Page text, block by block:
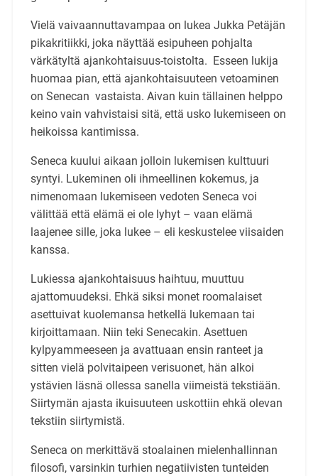
Vielä vaivaannuttavampaa on lukea Jukka Petäjän
pikakritiikki, joka näyttää esipuheen pohjalta
värkätyltä ajankohtaisuus-toistolta. Esseen lukija
huomaa pian, että ajankohtaisuuteen vetoaminen
on Senecan vastaista. Aivan kuin tällainen helppo
keino vain vahvistaisi sitä, että usko lukemiseen on
heikoissa kantimissa.
Seneca kuului aikaan jolloin lukemisen kulttuuri
syntyi. Lukeminen oli ihmeellinen kokemus, ja
nimenomaan lukemiseen vedoten Seneca voi
välittää että elämä ei ole lyhyt – vaan elämä
laajenee sille, joka lukee – eli keskustelee viisaiden
kanssa.
Lukiessa ajankohtaisuus haihtuu, muuttuu
ajattomuudeksi. Ehkä siksi monet roomalaiset
asettuivat kuolemansa hetkellä lukemaan tai
kirjoittamaan. Niin teki Senecakin. Asettuen
kylpyammeeseen ja avattuaan ensin ranteet ja
sitten vielä polvitaipeen verisuonet, hän alkoi
ystävien läsnä ollessa sanella viimeistä tekstiään.
Siirtymän ajasta ikuisuuteen uskottiin ehkä olevan
tekstiin siirtymistä.
Seneca on merkittävä stoalainen mielenhallinnan
filosofi, varsinkin turhien negatiivisten tunteiden